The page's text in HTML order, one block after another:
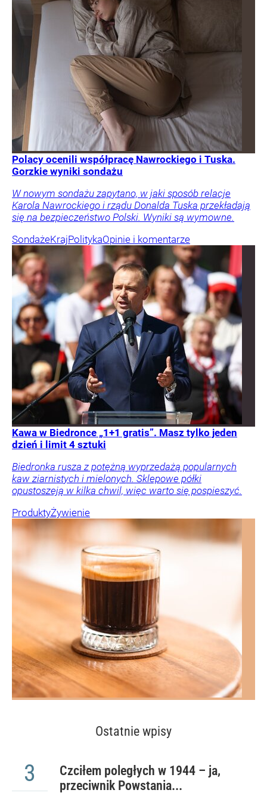
Polacy ocenili współpracę Nawrockiego i Tuska.
Gorzkie wyniki sondażu
W nowym sondażu zapytano, w jaki sposób relacje
Karola Nawrockiego i rządu Donalda Tuska przekładają
się na bezpieczeństwo Polski. Wyniki są wymowne.
SondażeKrajPolitykaOpinie i komentarze
Kawa w Biedronce „1+1 gratis”. Masz tylko jeden
dzień i limit 4 sztuki
Biedronka rusza z potężną wyprzedażą popularnych
kaw ziarnistych i mielonych. Sklepowe półki
opustoszeją w kilka chwil, więc warto się pospieszyć.
ProduktyŻywienie
Ostatnie wpisy
Czciłem poległych w 1944 – ja,
przeciwnik Powstania...
3